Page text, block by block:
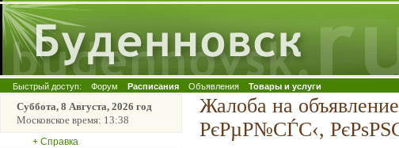
Быстрый доступ: Форум Расписания Объявления Товары и услуги
Суббота, 8 Августа, 2026 год
Московское время: 13:38
+ Справка
Жалоба на
РєРµР№СЃС‹,